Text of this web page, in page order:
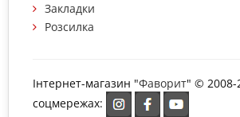
Закладки
Розсилка
Інтернет-магазин "Фаворит" ©
соцмережах: